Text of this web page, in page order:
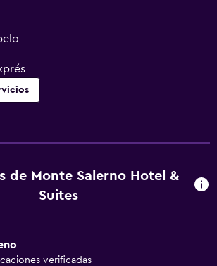
de Monte Salerno Hotel &
Suites
verificadas